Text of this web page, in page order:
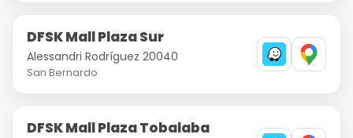
DFSK Mall Plaza Sur
Alessandri Rodríguez 20040
San Bernardo
DFSK Mall Plaza Tobalaba